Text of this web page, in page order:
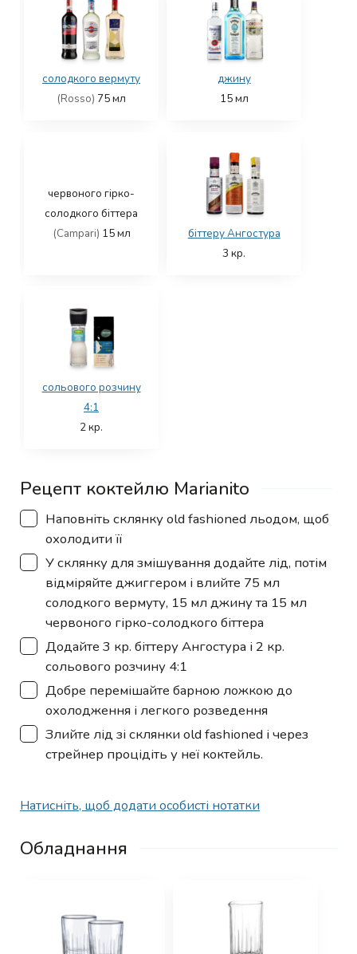
солодкого вермуту
(Rosso) 75мл
джину
15мл
червоного гірко-
солодкого біттера
(Campari) 15мл
біттеру Ангостура
3 кр.
сольового розчину
4:1
2кр.
Рецепт коктейлю Marianito
▢
Наповніть склянку old fashioned льодом, щоб
охолодити її
▢
У склянку для змішування додайте лід, потім
відміряйте джиггером і влийте 75 мл
солодкого вермуту, 15 мл джину та 15 мл
червоного гірко-солодкого біттера
▢
Додайте 3 кр. біттеру Ангостура і 2 кр.
сольового розчину 4:1
▢
Добре перемішайте барною ложкою до
охолодження і легкого розведення
▢
Злийте лід зі склянки old fashioned і через
стрейнер процідіть у неї коктейль.
Натисніть, щоб додати особисті нотатки
Обладнання